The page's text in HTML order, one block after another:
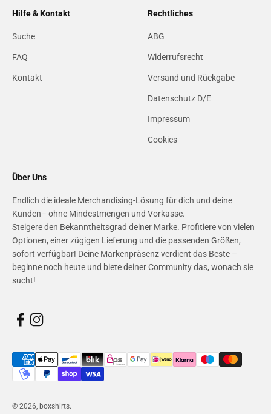
Hilfe & Kontakt
Suche
FAQ
Kontakt
Rechtliches
ABG
Widerrufsrecht
Versand und Rückgabe
Datenschutz D/E
Impressum
Cookies
Über Uns
Endlich die ideale Merchandising-Lösung für dich und deine
Kunden– ohne Mindestmengen und Vorkasse.
Steigere den Bekanntheitsgrad deiner Marke. Profitiere von vielen
Optionen, einer zügigen Lieferung und die passenden Größen,
sofort verfügbar! Deine Markenpräsenz verdient das Beste –
beginne noch heute und biete deiner Community das, wonach sie
sucht!
© 2026, boxshirts.